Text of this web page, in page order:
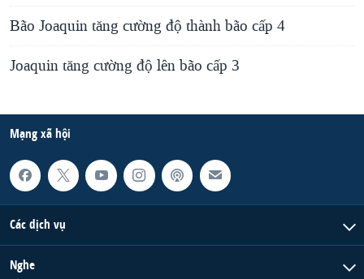
Bão Joaquin tăng cường độ thành bão cấp 4
Joaquin tăng cường độ lên bão cấp 3
Mạng xã hội
Các dịch vụ
Nghe